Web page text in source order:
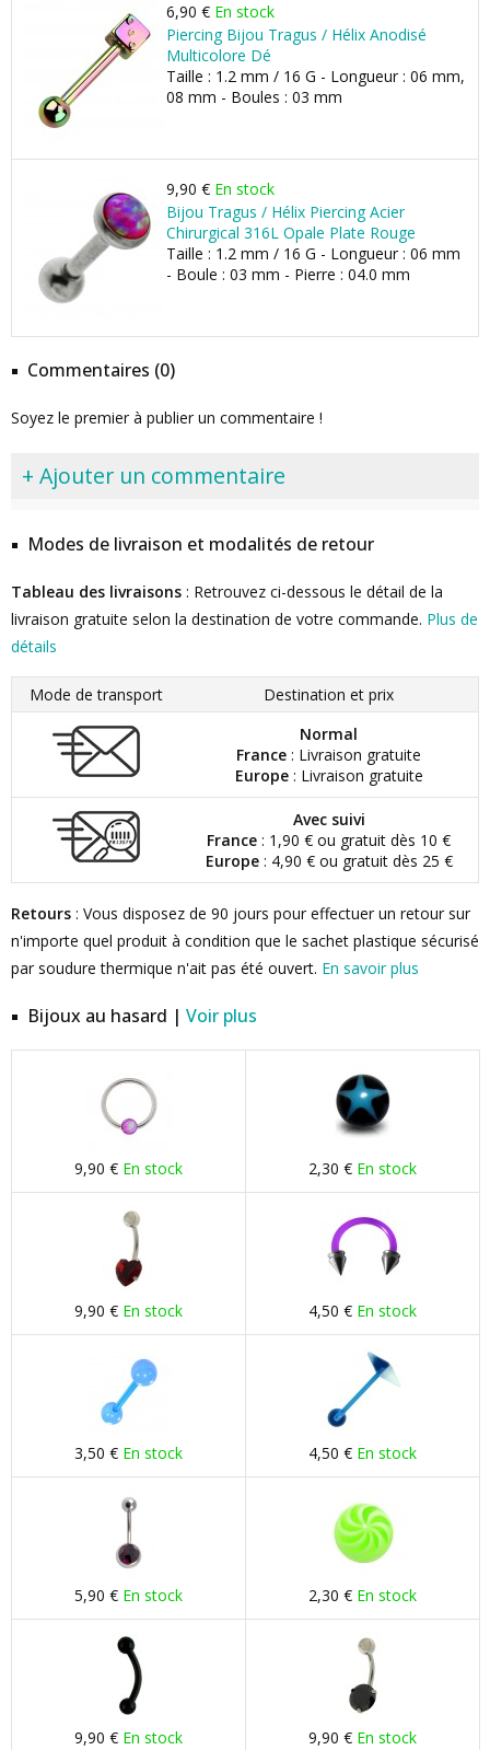
6,90 € En stock
Piercing Bijou Tragus / Hélix Anodisé
Multicolore Dé
Taille : 1.2 mm / 16 G - Longueur : 06 mm,
08 mm - Boules : 03 mm
9,90 € En stock
Bijou Tragus / Hélix Piercing Acier
Chirurgical 316L Opale Plate Rouge
Taille : 1.2 mm / 16 G - Longueur : 06 mm
- Boule : 03 mm - Pierre : 04.0 mm
Commentaires (0)
Soyez le premier à publier un commentaire !
+ Ajouter un commentaire
Modes de livraison et modalités de retour
Tableau des livraisons : Retrouvez ci-dessous le détail de la
livraison gratuite selon la destination de votre commande. Plus de
détails
Mode de transport
Destination et prix
Normal
France : Livraison gratuite
Europe: Livraison gratuite
Avec suivi
France : 1,90 € ou gratuit dès 10 €
Europe: 4,90 € ou gratuit dès 25 €
Retours : Vous disposez de 90 jours pour effectuer un retour sur
n'importe quel produit à condition que le sachet plastique sécurisé
par soudure thermique n'ait pas été ouvert. En savoir plus
Bijoux au hasard | Voir plus
9,90 € En stock 2,30 € En stock
9,90 € En stock 4,50 € En stock
3,50 € En stock 4,50 € En stock
5,90 € En stock 2,30 € En stock
9,90 € En stock 9,90 € En stock